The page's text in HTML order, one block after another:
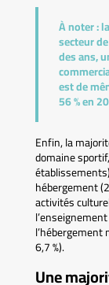
À noter :
secteur
des ans,
est de
56 % en
Enfin, la
domaine
hébergement
activités
6,7 %).
Une